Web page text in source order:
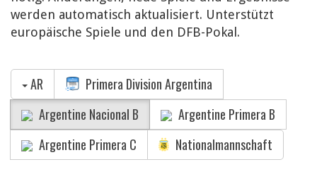
werden automatisch aktualisiert. Unterstützt
europäische Spiele und den DFB-Pokal.
AR
Primera Division Argentina
Argentine Nacional B
Argentine Primera B
Argentine Primera C
Nationalmannschaft